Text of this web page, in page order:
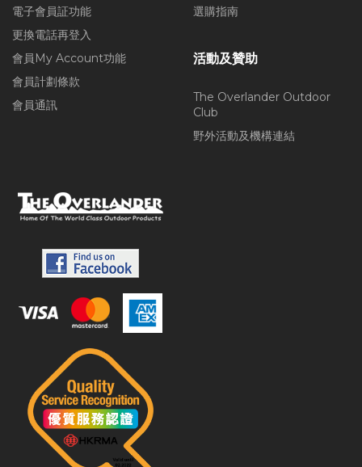
電子會員証功能
更換電話再登入
會員My Account功能
會員計劃條款
會員通訊
選購指南
活動及贊助
The Overlander Outdoor
Club
野外活動及機構連結